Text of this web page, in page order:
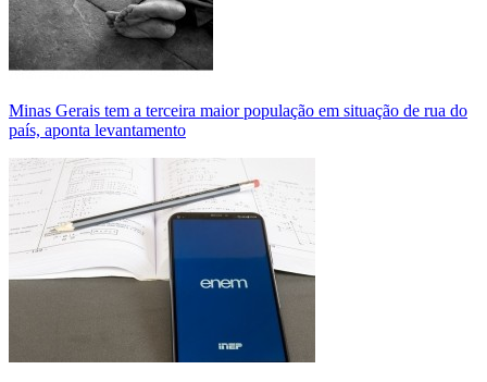
Minas Gerais tem a terceira maior população em situação de rua do
país, aponta levantamento